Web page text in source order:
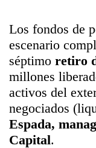
Los fondos de
escenario
séptimo retiro
millones
activos del
negociados
Espada,
Capital.